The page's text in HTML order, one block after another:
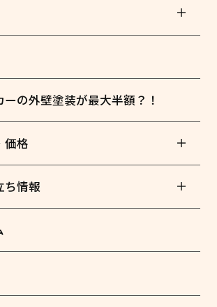
の外壁塗装が最大半額？！
価格
ち情報